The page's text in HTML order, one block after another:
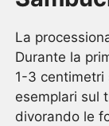
La
Durante la
1-3 centimetri
esemplari sul
divorando le